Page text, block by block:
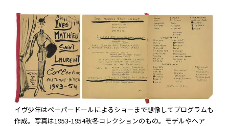
イヴ少年はペーパードールによるショーまで想像してプログラムも
作成。写真は1953-1954秋冬コレクションのもの。モデルやヘア